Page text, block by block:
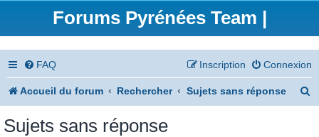
Forums Pyrénées Team |
FAQ Connexion
Inscription
Accueil du forum Rechercher Sujets sans réponse
Sujets sans réponse